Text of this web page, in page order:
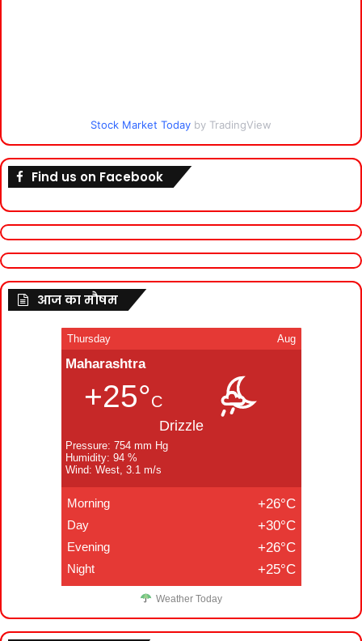
Stock Market Today by TradingView
Find us on Facebook
आज का मौषम
Thursday Aug
Maharashtra
+25°C
Drizzle
Pressure: 754 mm Hg
Humidity: 94 %
Wind: West, 3.1 m/s
Morning +26°C
Day +30°C
Evening +26°C
Night +25°C
Weather Today